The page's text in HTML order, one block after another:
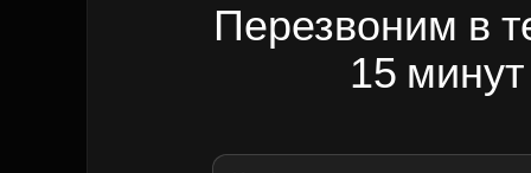
Перезвоним в
15 минут